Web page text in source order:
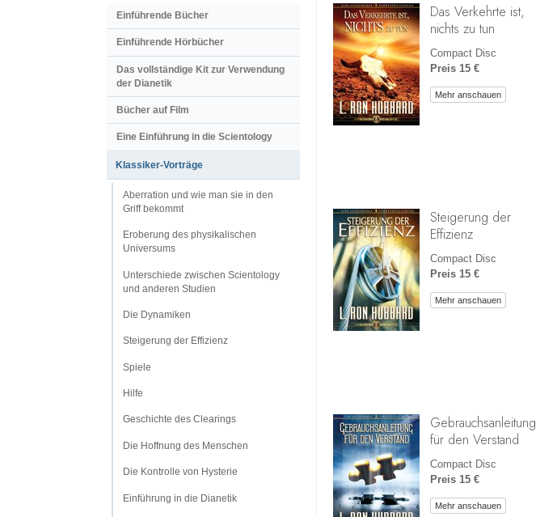
Das Verkehrte ist,
nichts zu tun
Compact Disc
Preis 15 €
Mehr anschauen
Steigerung der
Effizienz
Compact Disc
Preis 15 €
Mehr anschauen
Gebrauchsanleitung
für den Verstand
Compact Disc
Preis 15 €
Mehr anschauen
Einführende Bücher
Einführende Hörbücher
Das vollständige Kit zur Verwendung
der Dianetik
Bücher auf Film
Eine Einführung in die Scientology
Klassiker-Vorträge
Aberration und wie man sie in den
Griff bekommt
Eroberung des physikalischen
Universums
Unterschiede zwischen Scientology
und anderen Studien
Die Dynamiken
Steigerung der Effizienz
Spiele
Hilfe
Geschichte des Clearings
Die Hoffnung des Menschen
Die Kontrolle von Hysterie
Einführung in die Dianetik